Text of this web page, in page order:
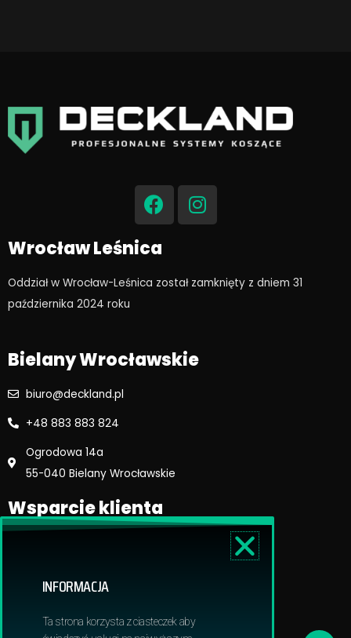
F
a
c
e
b
o
o
I
n
s
g
r
Wrocław Leśnica
Oddział w Wrocław-Leśnica został zamknięty z dniem 31
października 2024 roku​
Bielany Wrocławskie
biuro@deckland.pl
+48 883 883 824
Ogrodowa 14a
55-040 Bielany Wrocławskie
Wsparcie klienta
Dostawa i płatność
Obowiązek informacyjny RODO
INFORMACJA
Ta strona korzysta z ciasteczek aby